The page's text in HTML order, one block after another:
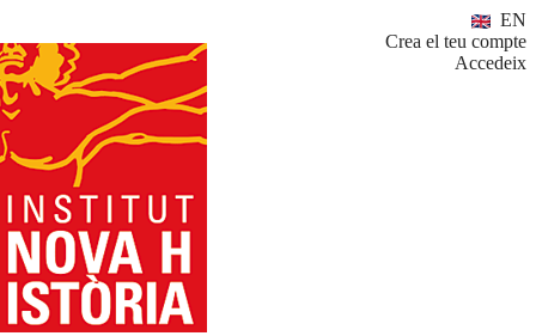
EN
Crea el teu compte
Accedeix